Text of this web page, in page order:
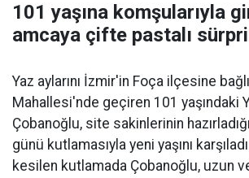
101 yaşına komşularıyla
amcaya çifte pastalı
Yaz aylarını İzmir'in Foça ilçesine
Mahallesi'nde geçiren 101 yaşındaki
Çobanoğlu, site sakinlerinin
günü kutlamasıyla yeni yaşını
kesilen kutlamada Çobanoğlu, uzun